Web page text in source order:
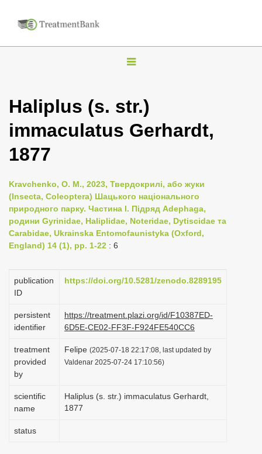
T
g
v
i
g
Haliplus (s. str.)
immaculatus Gerhardt,
1877
Kravchenko, O. M., 2023, Твердокрилі, або жуки
(Insecta, Coleoptera) Шацького національного
природного парку. Частина I. Підряд Adephaga,
родини Gyrinidae, Haliplidae, Noteridae, Dytiscidae та
Carabidae, Ukrainska Entomofaunistyka (Oxford,
England) 14 (1), pp. 1-22 : 6
publication
ID
https://doi.org/10.5281/zenodo.8289195
persistent
identifier
https://treatment.plazi.org/id/F10387ED-
6D5E-CE02-FF3F-F924FE540CC6
treatment
provided
by
Felipe (2025-07-18 22:17:08, last updated by
Valdenar 2025-07-24 17:10:56)
scientific
name
Haliplus (s. str.) immaculatus Gerhardt,
1877
status